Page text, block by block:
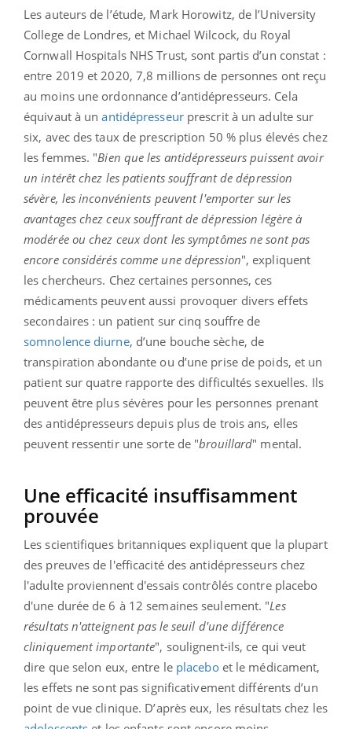
Les auteurs de l’étude, Mark Horowitz, de l’University
College de Londres, et Michael Wilcock, du Royal
Cornwall Hospitals NHS Trust, sont partis d’un constat :
entre 2019 et 2020, 7,8 millions de personnes ont reçu
au moins une ordonnance d’antidépresseurs. Cela
équivaut à unantidépresseurprescrit à un adulte sur
six, avec des taux de prescription 50 % plus élevés chez
les femmes. "Bien que les antidépresseurs puissent avoir
un intérêt chez les patients souffrant de dépression
sévère, les inconvénients peuvent l'emporter sur les
avantages chez ceux souffrant de dépression légère à
modérée ou chez ceux dont les symptômes ne sont pas
encore considérés comme une dépression", expliquent
les chercheurs. Chez certaines personnes, ces
médicaments peuvent aussi provoquer divers effets
secondaires : un patient sur cinq souffre de
somnolence diurne, d’une bouche sèche, de
transpiration abondante ou d’une prise de poids, et un
patient sur quatre rapporte des difficultés sexuelles. Ils
peuvent être plus sévères pour les personnes prenant
des antidépresseurs depuis plus de trois ans, elles
peuvent ressentir une sorte de "brouillard" mental.
Une efficacité insuffisamment
prouvée
Les scientifiques britanniques expliquent que la plupart
des preuves de l'efficacité des antidépresseurs chez
l'adulte proviennent d'essais contrôlés contre placebo
d'une durée de 6 à 12 semaines seulement. "Les
résultats n'atteignent pas le seuil d'une différence
cliniquement importante", soulignent-ils, ce qui veut
dire que selon eux, entre le placeboet le médicament,
les effets ne sont pas significativement différents d’un
point de vue clinique. D’après eux, les résultats chez les